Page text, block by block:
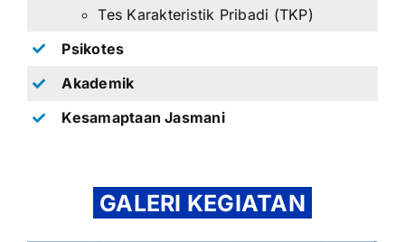
Tes Karakteristik Pribadi (TKP)
Psikotes
Akademik
Kesamaptaan Jasmani
GALERI KEGIATAN